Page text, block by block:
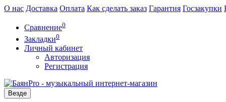
О нас Доставка Оплата Как сделать заказ Гарантия Госзакупки
Сравнение0
Закладки0
Личный кабинет
Авторизация
Регистрация
Везде